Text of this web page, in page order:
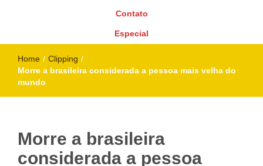
Contato
Especial
Home / Clipping /
Morre a brasileira considerada a pessoa mais velha do
mundo
Morre a brasileira
considerada a pessoa